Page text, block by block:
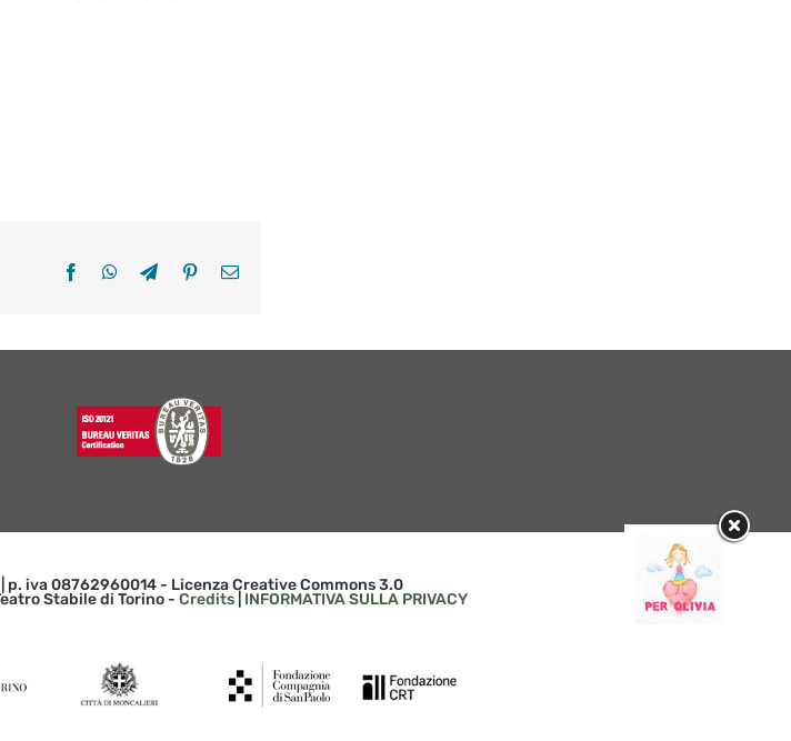
FacebookWhatsApp
TelegramPinterestEmail
p. iva 08762960014 - Licenza Creative Commons 3.0
Stabile di Torino - Credits INFORMATIVA SULLA PRIVACY